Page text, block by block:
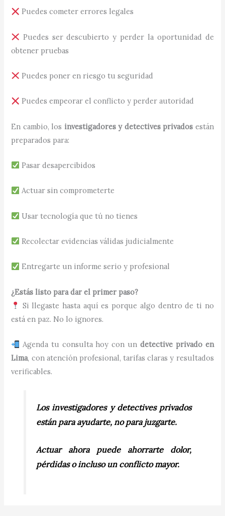
Puedes cometer errores legales
Puedes ser descubierto y perder la oportunidad de
obtener pruebas
Puedes poner en riesgo tu seguridad
Puedes empeorar el conflicto y perder autoridad
En cambio, los investigadores y detectives privados están
preparados para:
Pasar desapercibidos
Actuar sin comprometerte
Usar tecnología que tú no tienes
Recolectar evidencias válidas judicialmente
Entregarte un informe serio y profesional
¿Estás listo para dar el primer paso?
Si llegaste hasta aquí es porque algo dentro de ti no
está en paz. No lo ignores.
Agenda tu consulta hoy con un detective privado en
Lima, con atención profesional, tarifas claras y resultados
verificables.
Los investigadores y detectives privados
están para ayudarte, no para juzgarte.
Actuar ahora puede ahorrarte dolor,
pérdidas o incluso un conflicto mayor.